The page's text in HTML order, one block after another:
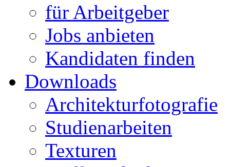
für Arbeitgeber
Jobs anbieten
Kandidaten finden
Downloads
Architekturfotografie
Studienarbeiten
Texturen